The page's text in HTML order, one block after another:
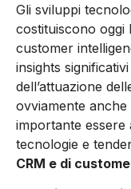
Gli sviluppi
costituiscono oggi
customer
insights
dell’attuazione
ovviamente
importante essere
tecnologie e
CRM e di